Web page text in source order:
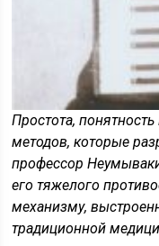
Простота,
методов, которые
профессор
его тяжелого
механизму,
традиционной